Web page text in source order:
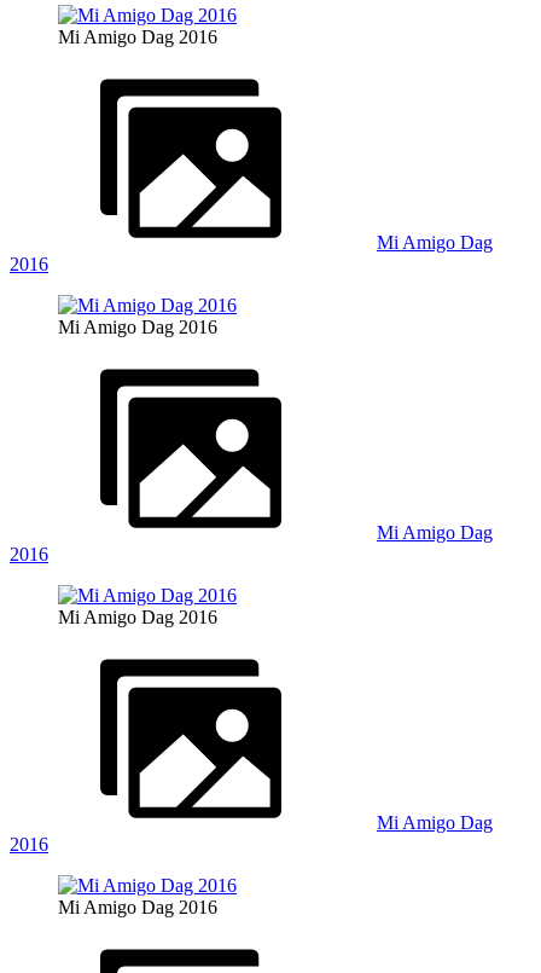
Mi Amigo Dag 2016
Mi Amigo Dag
2016
Mi Amigo Dag 2016
Mi Amigo Dag
2016
Mi Amigo Dag 2016
Mi Amigo Dag
2016
Mi Amigo Dag 2016